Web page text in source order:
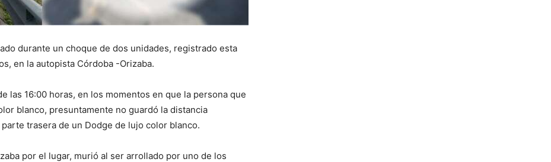
durante un choque de dos unidades, registrado esta
en la autopista Córdoba -Orizaba.
las 16:00 horas, en los momentos en que la persona que
blanco, presuntamente no guardó la distancia
trasera de un Dodge de lujo color blanco.
por el lugar, murió al ser arrollado por uno de los